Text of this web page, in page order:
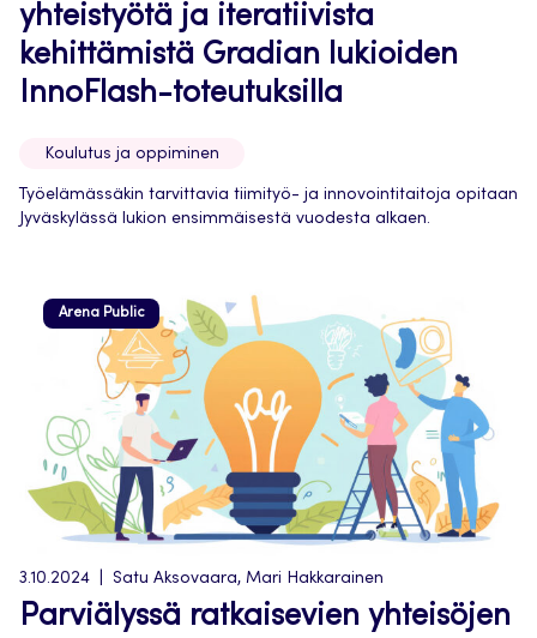
yhteistyötä ja iteratiivista
kehittämistä Gradian lukioiden
InnoFlash-toteutuksilla
Koulutus ja oppiminen
Työelämässäkin tarvittavia tiimityö- ja innovointitaitoja opitaan
Jyväskylässä lukion ensimmäisestä vuodesta alkaen.
Arena Public
3.10.2024 Satu Aksovaara, Mari Hakkarainen
Parviälyssä ratkaisevien yhteisöjen